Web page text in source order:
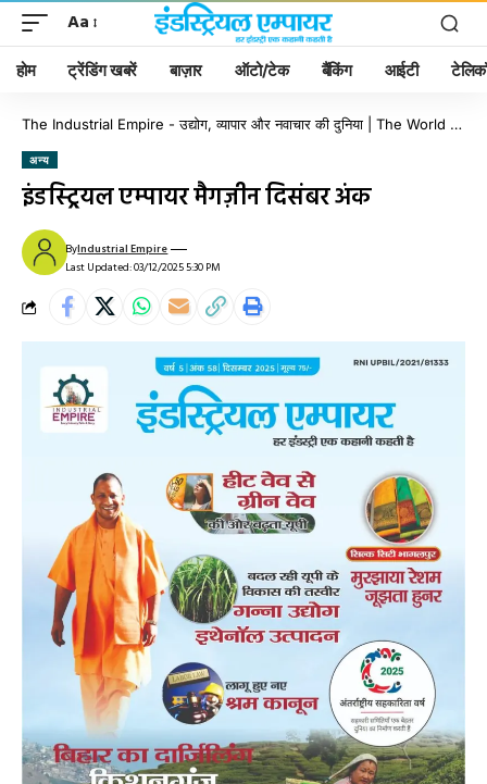
Aa
होम ट्रेंडिंग खबरें बाज़ार ऑटो/टेक बैंकिंग आईटी
The Industrial Empire - उद्योग, व्यापार और नवाचार की दुनिया | The World of Industry, Business & Innovation
अन्य
इंडस्ट्रियल एम्पायर मैगज़ीन दिसंबर अंक
Last Updated: 03/12/2025 5:30 PM
ByIndustrial Empire